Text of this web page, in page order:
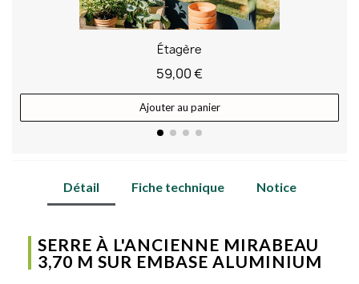
Étagère
59,00 €
Ajouter au panier
Détail Fiche technique Notice
SERRE À L'ANCIENNE MIRABEAU
3,70 M SUR EMBASE ALUMINIUM